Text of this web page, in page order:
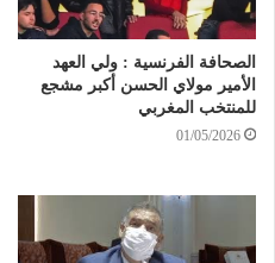
الصحافة الفرنسية : ولي العهد
الأمير مولاي الحسن أكبر مشجع
للمنتخب المغربي
01/05/2026